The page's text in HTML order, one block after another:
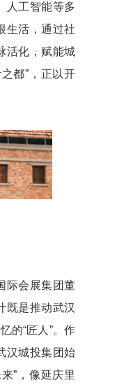
人工智能等多
生活，通过社
活化，赋能城
都”，正以开
际会展集团董
既是推动武汉
的“匠人”。作
汉城投集团始
”，像延庆里